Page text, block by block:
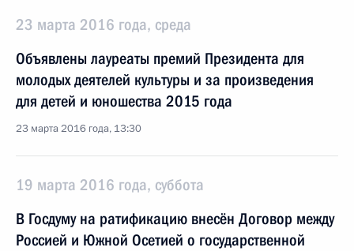
23 марта 2016 года, среда
Объявлены лауреаты премий Президента для
молодых деятелей культуры и за произведения
для детей и юношества 2015 года
23 марта 2016 года, 13:30
19 марта 2016 года, суббота
В Госдуму на ратификацию внесён Договор между
Россией и Южной Осетией о государственной